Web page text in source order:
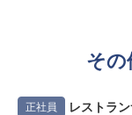
その
正社員 レストラ